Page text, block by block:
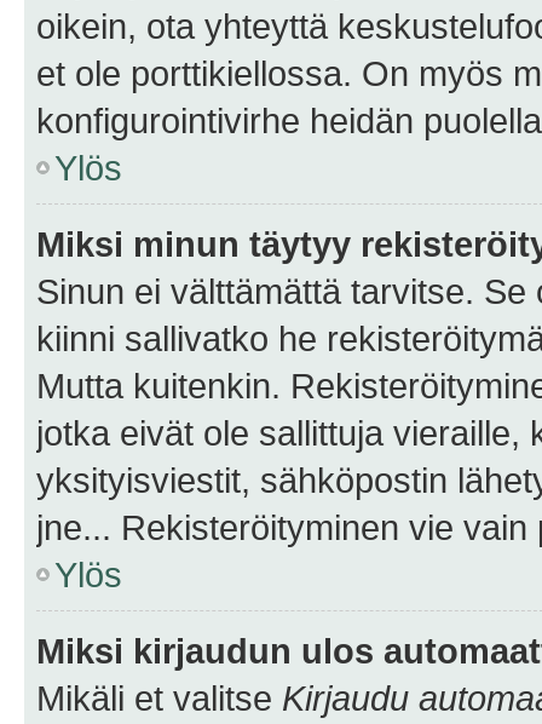
oikein, ota yhteyttä
et ole porttikiellossa. On myös
konfigurointivirhe heidän
Ylös
Miksi minun täytyy
Sinun ei välttämättä tarvitse.
kiinni sallivatko he
Mutta kuitenkin.
jotka eivät ole sallittuja vieraille,
yksityisviestit, sähköpostin
jne... Rekisteröityminen vie
Ylös
Miksi kirjaudun ulos
Mikäli et valitse Kirjaudu